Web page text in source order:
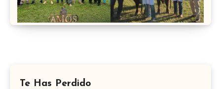
Te Has Perdido